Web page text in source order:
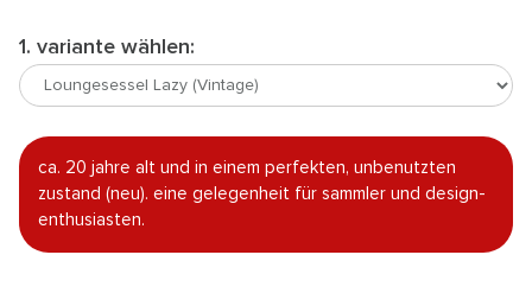
1. variante wählen:
ca. 20 jahre alt und in einem perfekten, unbenutzten
zustand (neu). eine gelegenheit für sammler und design-
enthusiasten.